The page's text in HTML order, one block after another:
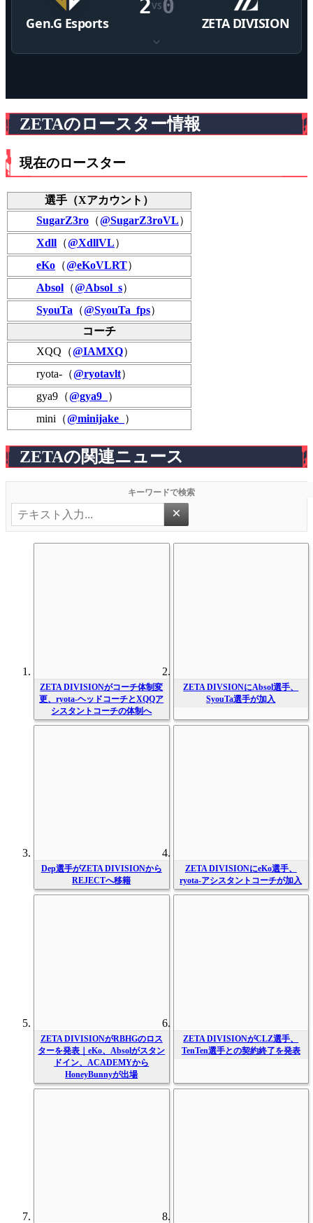
Gen.G Esports
2VS0
ZETA DIVISION
ZETAのロースター情報
現在のロースター
選手（Xアカウント）
SugarZ3ro （@SugarZ3roVL）
Xdll （@XdllVL）
eKo （@eKoVLRT）
Absol （@Absol_s）
SyouTa （@SyouTa_fps）
コーチ
XQQ（@IAMXQ）
ryota-（@ryotavlt）
gya9（@gya9_ ）
mini（@minijake_ ）
ZETAの関連ニュース
×
ZETA DIVISIONがコーチ体制変
更、ryota-ヘッドコーチとXQQア
シスタントコーチの体制へ
ZETA DIVSIONにAbsol選手、
SyouTa選手が加入
Dep選手がZETA DIVISIONから
REJECTへ移籍
ZETA DIVISIONにeKo選手、
ryota-アシスタントコーチが加入
ZETA DIVISIONがRBHGのロス
ターを発表｜eKo、Absolがスタン
ドイン、ACADEMYから
HoneyBunnyが出場
ZETA DIVISIONがCLZ選手、
TenTen選手との契約終了を発表